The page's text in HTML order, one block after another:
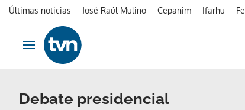
Últimas noticias José Raúl Mulino Cepanim Ifarhu
Ir al contenido
Obrir navegació
Debate presidencial